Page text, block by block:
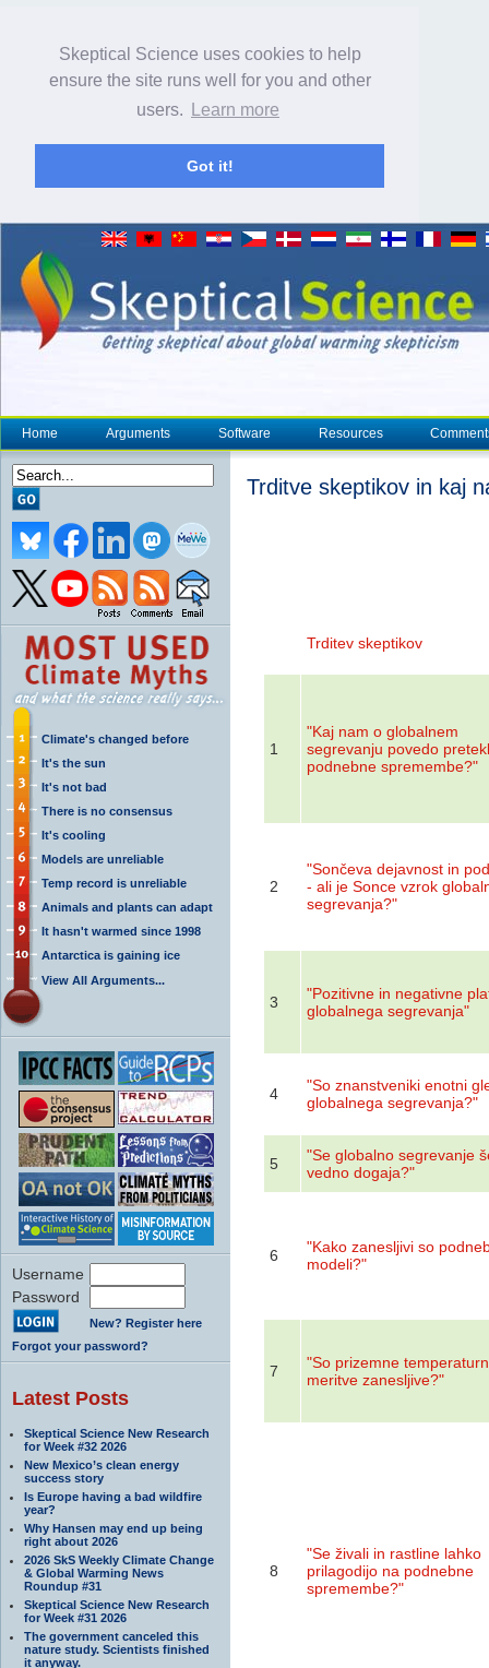
Skeptical Science uses cookies to help
ensure the site runs well for you and other
users.
Learn more
Got it!
Home Arguments Software Resources
Climate's changed before
It's the sun
It's not bad
There is no consensus
It's cooling
Models are unreliable
Temp record is unreliable
Animals and plants can adapt
It hasn't warmed since 1998
Antarctica is gaining ice
View All Arguments...
Username
Password
New? Register here
Forgot your password?
Latest Posts
Skeptical Science New Research
for Week #32 2026
New Mexico’s clean energy
success story
Is Europe having a bad wildfire
year?
Why Hansen may end up being
right about 2026
2026 SkS Weekly Climate Change
& Global Warming News
Roundup #31
Skeptical Science New Research
for Week #31 2026
The government canceled this
nature study. Scientists finished
it anyway.
Trditve skeptikov in kaj
Trditev skeptikov
1
"Kaj nam o globalnem
segrevanju povedo
podnebne spremembe?"
2
"Sončeva dejavnost in
- ali je Sonce vzrok
segrevanja?"
3
"Pozitivne in negativne
globalnega segrevanja"
4
"So znanstveniki enotni
globalnega segrevanja?"
5
"Se globalno segrevanje
vedno dogaja?"
6
"Kako zanesljivi so
modeli?"
7
"So prizemne
meritve zanesljive?"
8
"Se živali in rastline lahko
prilagodijo na podnebne
spremembe?"